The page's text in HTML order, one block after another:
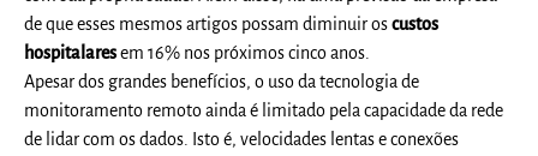
de que esses mesmos artigos possam diminuir oscustos
hospitalaresem 16% nos próximos cinco anos.
Apesar dos grandes benefícios, o uso da tecnologia de
monitoramento remoto ainda é limitado pela capacidade da rede
de lidar com os dados. Isto é, velocidades lentas e conexões